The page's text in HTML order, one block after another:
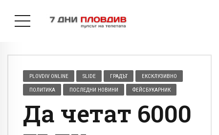
PLOVDIV ONLINE SLIDE ГРАДЪТ ЕКСКЛУЗИВНО
ПОЛИТИКА ПОСЛЕДНИ НОВИНИ ФЕЙСБУКАРНИК
Да четат 6000